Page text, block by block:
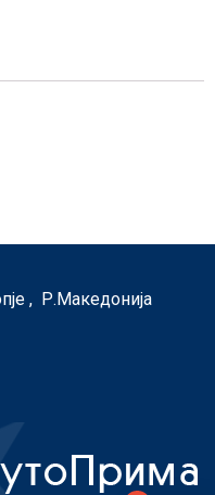
, Р.Македонија